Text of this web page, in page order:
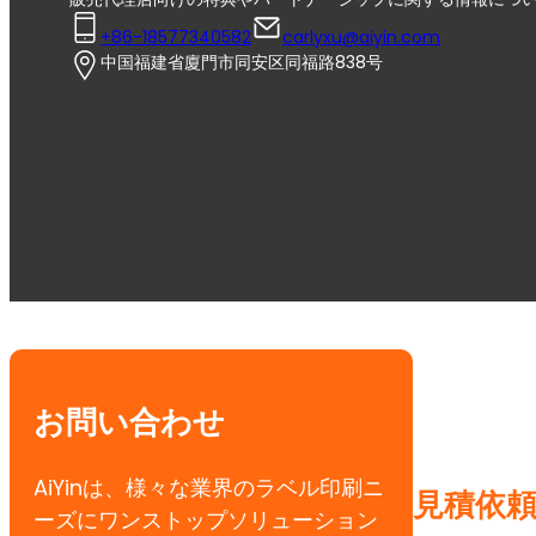
+86-18577340582
carlyxu@aiyin.com
中国福建省廈門市同安区同福路838号
お問い合わせ
AiYinは、様々な業界のラベル印刷ニ
ーズにワンストップソリューション
見積依頼